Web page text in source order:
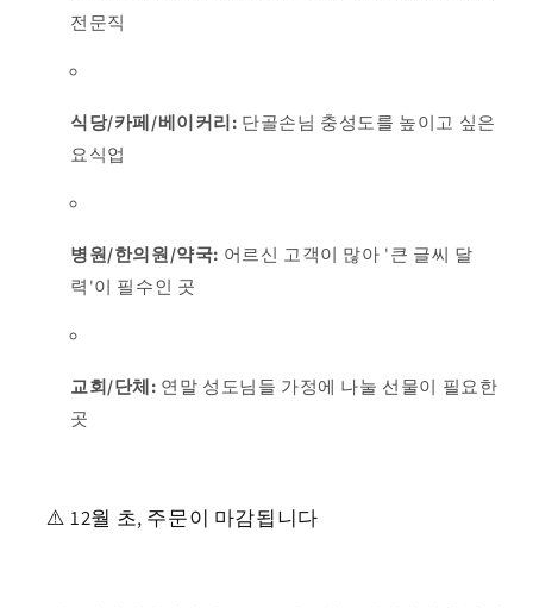
전문직
식당/카페/베이커리: 단골손님 충성도를 높이고 싶은
요식업
병원/한의원/약국: 어르신 고객이 많아 '큰 글씨 달
력'이 필수인 곳
교회/단체: 연말 성도님들 가정에 나눌 선물이 필요한
곳
⚠️ 12월 초, 주문이 마감됩니다